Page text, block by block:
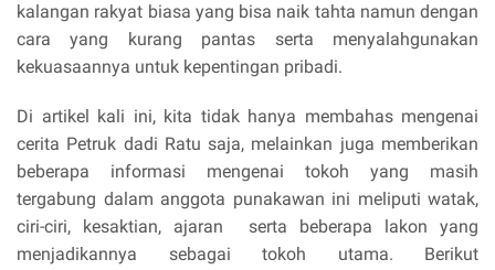
kalangan rakyat biasa yang bisa naik tahta namun dengan
cara yang kurang pantas serta menyalahgunakan
kekuasaannya untuk kepentingan pribadi.
Di artikel kali ini, kita tidak hanya membahas mengenai
cerita Petruk dadi Ratu saja, melainkan juga memberikan
beberapa informasi mengenai tokoh yang masih
tergabung dalam anggota punakawan ini meliputi watak,
ciri-ciri, kesaktian, ajaran serta beberapa lakon yang
menjadikannya sebagai tokoh utama. Berikut